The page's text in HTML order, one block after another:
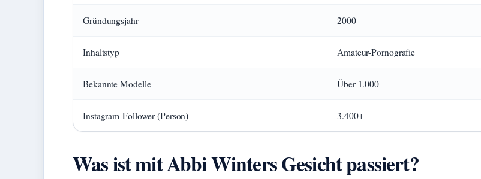
Gründungsjahr 2000
Inhaltstyp Amateur-Pornografie
Bekannte Modelle Über 1.000
Instagram-Follower (Person) 3.400+
Was ist mit Abbi Winters Gesicht passiert?